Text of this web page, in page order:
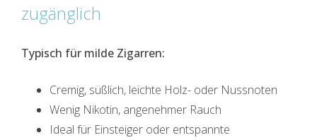
zugänglich
Typisch für milde Zigarren:
Cremig, süßlich, leichte Holz- oder Nussnoten
Wenig Nikotin, angenehmer Rauch
Ideal für Einsteiger oder entspannte